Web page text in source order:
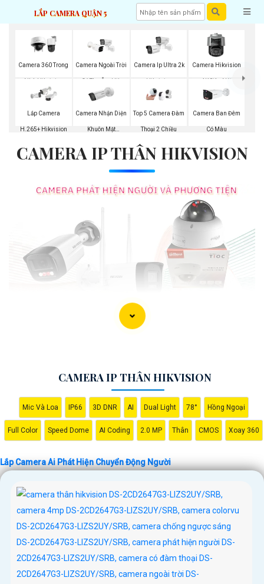
LẮP CAMERA QUẬN 5
Camera 360 Trong
Nhà Hikvision
Camera Ngoài Trời
Có Thu Âm Hik
Camera Ip Ultra 2k
Hikvision
Camera Hikvision
4K Siêu Nét
Lắp Camera
H.265+ Hikvision
Camera Nhận Diện
Khuôn Mặt
Top 5 Camera Đàm
Thoại 2 Chiều
Camera Ban Đêm
Có Màu
CAMERA IP THÂN HIKVISION
CAMERA IP THÂN HIKVISION
Mic Và Loa IP66 3D DNR AI Dual Light 78° Hồng Ngoại
Full Color Speed Dome AI Coding 2.0 MP Thân CMOS Xoay 360
Lắp Camera Ai Phát Hiện Chuyển Động Người